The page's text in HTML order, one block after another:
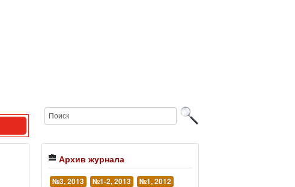
Архив журнала
№3, 2013 №1-2, 2013
№1, 2012